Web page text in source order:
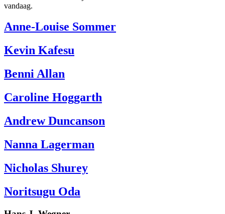
vandaag.
Anne-Louise Sommer
Kevin Kafesu
Benni Allan
Caroline Hoggarth
Andrew Duncanson
Nanna Lagerman
Nicholas Shurey
Noritsugu Oda